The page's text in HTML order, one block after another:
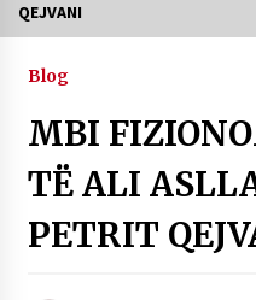
16/07/2026
Gazeta Kallarati nr. 118
07/07/2026
SI U ARRIT TË REALIZOHEJ
06/06/2026
QEJVANI
Blog
MBI
TË ALI
PETRIT